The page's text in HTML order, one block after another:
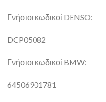
Γνήσιοι κωδικοί DENSO:
DCP05082
Γνήσιοι κωδικοί BMW:
64506901781